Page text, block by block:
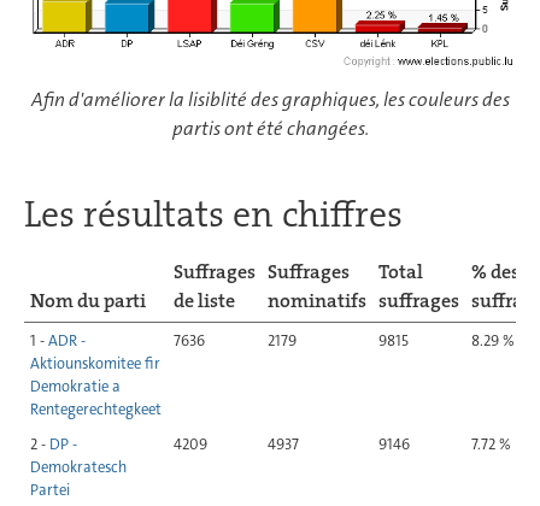
Afin d'améliorer la lisiblité des graphiques, les couleurs des
partis ont été changées.
Les résultats en chiffres
Nom du parti
Suffrages
de liste
Suffrages
nominatifs
Total
suffrages
% des
1 -ADR -
Aktiounskomitee fir
Demokratie a
Rentegerechtegkeet
7636 2179 9815 8.29 %
2 - DP -
Demokratesch
Partei
4209 4937 9146 7.72 %